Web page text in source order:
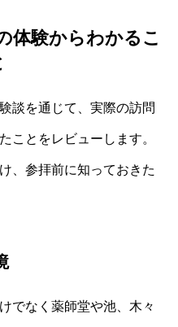
体験からわかるこ
談を通じて、実際の訪問
ことをレビューします。
、参拝前に知っておきた
でなく薬師堂や池、木々